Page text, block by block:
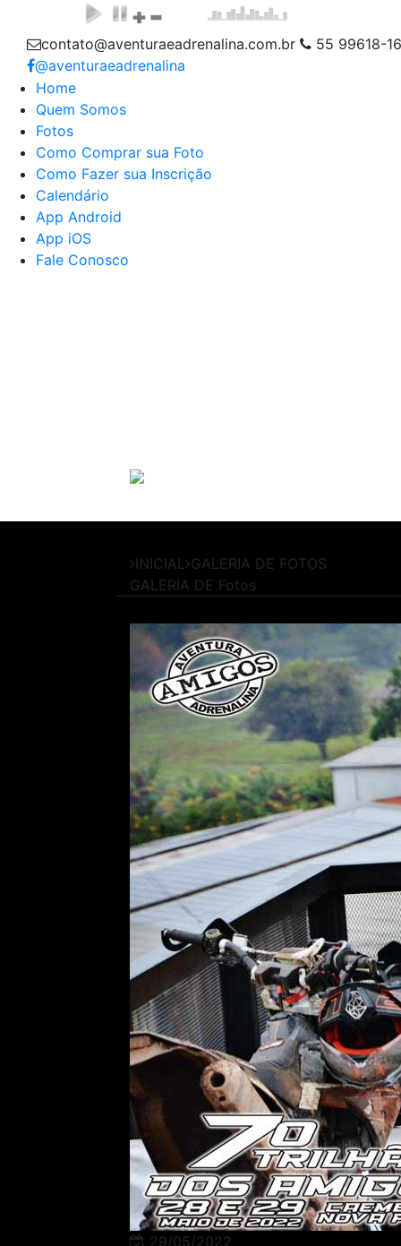
contato@aventuraeadrenalina.com.br
55 99618-
@aventuraeadrenalina
Home
Quem Somos
Fotos
Como Comprar sua Foto
Como Fazer sua Inscrição
Calendário
App Android
App iOS
Fale Conosco
INICIAL GALERIA DE FOTOS
GALERIA DE Fotos
29/05/2022